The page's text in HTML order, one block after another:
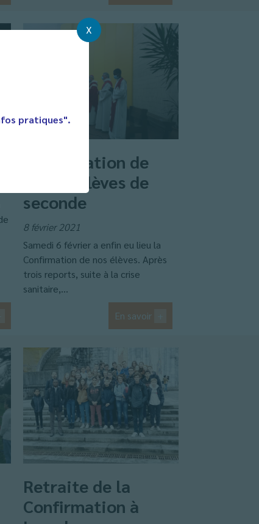
pratiques".
X
Confirmation de
nos 23 élèves de
seconde
8 février 2021
Samedi 6 février a enfin eu lieu la
Confirmation de nos élèves. Après
trois reports, suite à la crise
sanitaire,...
En savoir
Retraite de la
Confirmation à